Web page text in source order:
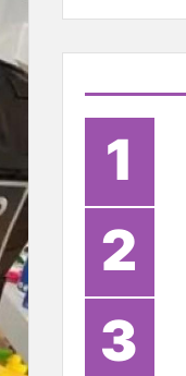
1
2
3